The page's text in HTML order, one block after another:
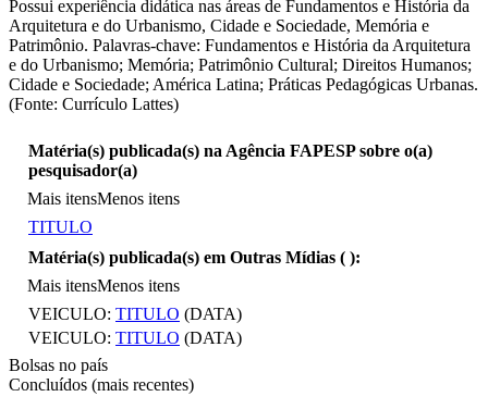
Possui experiência didática nas áreas de Fundamentos e História da
Arquitetura e do Urbanismo, Cidade e Sociedade, Memória e
Patrimônio. Palavras-chave: Fundamentos e História da Arquitetura
e do Urbanismo; Memória; Patrimônio Cultural; Direitos Humanos;
Cidade e Sociedade; América Latina; Práticas Pedagógicas Urbanas.
(Fonte: Currículo Lattes)
Matéria(s) publicada(s) na Agência FAPESP sobre o(a)
pesquisador(a)
Mais itensMenos itens
TITULO
Matéria(s) publicada(s) em Outras Mídias ( ):
Mais itensMenos itens
VEICULO: TITULO (DATA)
VEICULO: TITULO (DATA)
Bolsas no país
Concluídos (mais recentes)